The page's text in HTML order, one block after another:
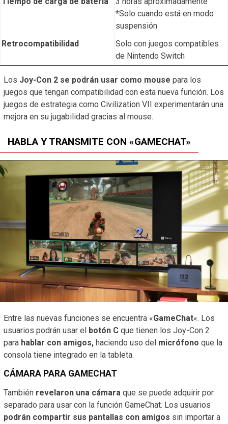
*Solo cuando está en modo
suspensión
Retrocompatibilidad
Solo con juegos compatibles
de Nintendo Switch
Los Joy-Con 2 se podrán usar como mouse para los
juegos que tengan compatibilidad con esta nueva función. Los
juegos de estrategia como Civilization VII experimentarán una
mejora en su jugabilidad gracias al mouse.
HABLA Y TRANSMITE CON «GAMECHAT»
Entre las nuevas funciones se encuentra «GameChat«. Los
usuarios podrán usar el botón C que tienen los Joy-Con 2
para hablar con amigos, haciendo uso del micrófono que la
consola tiene integrado en la tableta.
CÁMARA PARA GAMECHAT
También revelaron una cámara que se puede adquirir por
separado para usar con la función GameChat. Los usuarios
podrán compartir sus pantallas con amigos sin importar a